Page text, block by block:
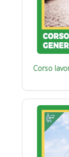
Corso